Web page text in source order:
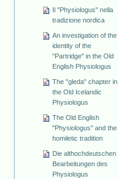
Il "Physiologus" nella
tradizione nordica
An investigation of the
identity of the
"Partridge" in the Old
English Physiologus
The "gleda" chapter in
the Old Icelandic
Physiologus
The Old English
"Physiologus" and the
homiletic tradition
Die althochdeutschen
Bearbeitungen des
Physiologus